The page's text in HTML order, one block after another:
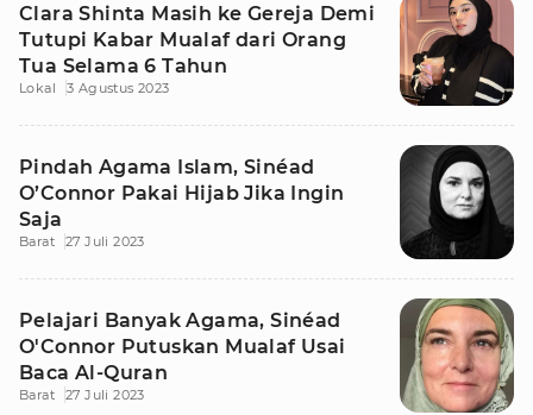
Clara Shinta Masih ke Gereja Demi
Tutupi Kabar Mualaf dari Orang
Tua Selama 6 Tahun
Lokal 3 Agustus 2023
Pindah Agama Islam, Sinéad
O’Connor Pakai Hijab Jika Ingin
Saja
Barat 27 Juli 2023
Pelajari Banyak Agama, Sinéad
O'Connor Putuskan Mualaf Usai
Baca Al-Quran
Barat 27 Juli 2023